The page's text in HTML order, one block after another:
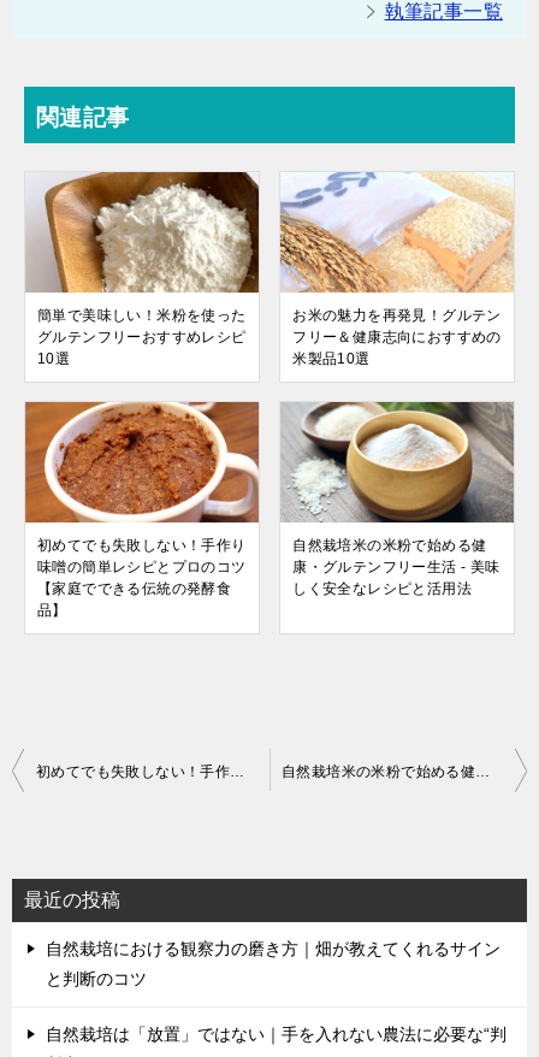
執筆記事一覧
関連記事
簡単で美味しい！米粉を使った
グルテンフリーおすすめレシピ
10選
お米の魅力を再発見！グルテン
フリー＆健康志向におすすめの
米製品10選
初めてでも失敗しない！手作り
味噌の簡単レシピとプロのコツ
【家庭でできる伝統の発酵食
品】
自然栽培米の米粉で始める健
康・グルテンフリー生活 - 美味
しく安全なレシピと活用法
投
ビ
ゲ
ー
ョ
初めてでも失敗しない！手作り味噌の簡単レシピとプロのコツ【家庭でできる伝統の発酵食品】 自然栽培米の米粉で始める健康・グルテンフリー生活 – 美味しく安全なレシピと活用法
最近の投稿
自然栽培における観察力の磨き方｜畑が教えてくれるサイン
と判断のコツ
自然栽培は「放置」ではない｜手を入れない農法に必要な“判